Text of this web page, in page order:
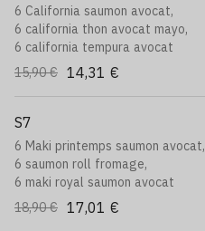
6 California saumon avocat,
6 california thon avocat mayo,
6 california tempura avocat
15,90 € 14,31 €
S7
6 Maki printemps saumon avocat,
6 saumon roll fromage,
6 maki royal saumon avocat
18,90 € 17,01 €